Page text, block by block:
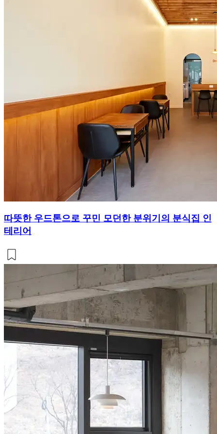
따뜻한 우드톤으로 꾸민 모던한 분위기의 분식집 인
테리어